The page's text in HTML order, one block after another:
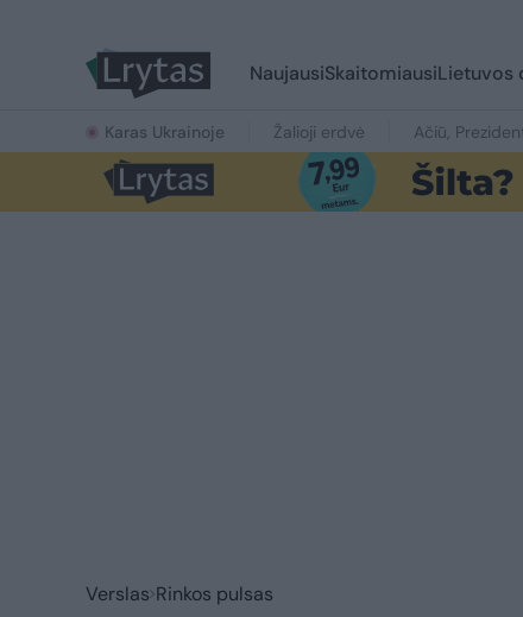
NaujausiSkaitomiausiLietuvos
Karas Ukrainoje Žalioji erdvė Ačiū,
Verslas Rinkos pulsas